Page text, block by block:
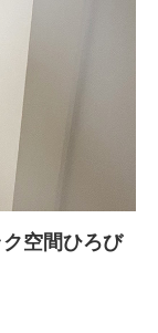
空間ひろび